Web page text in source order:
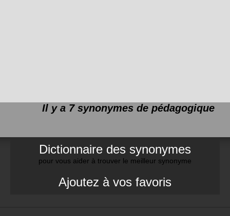
Il y a 7 synonymes de pédagogique
Dictionnaire des synonymes
pour vous aider à trouver le meilleur synonyme
Ajoutez à vos favoris